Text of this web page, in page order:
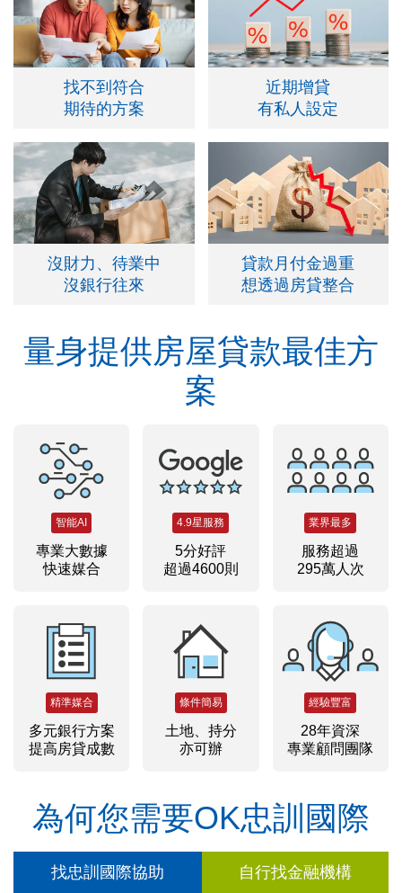
找不到符合
期待的方案
近期增貸
有私人設定
沒財力、待業中
沒銀行往來
貸款月付金過重
想透過房貸整合
量身提供房屋貸款最佳方
案
智能AI
專業大數據
快速媒合
4.9星服務
5分好評
超過4600則
業界最多
服務超過
295萬人次
精準媒合
多元銀行方案
提高房貸成數
條件簡易
土地、持分
亦可辦
經驗豐富
28年資深
專業顧問團隊
為何您需要OK忠訓國際
找忠訓國際協助 自行找金融機構